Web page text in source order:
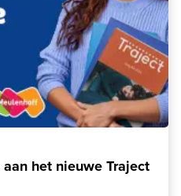
het nieuwe Traject